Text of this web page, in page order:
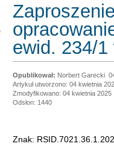
ewid. 234/1
Norbert Garecki
Artykuł utworzono: 04 kwietnia
Zmodyfikowano: 04 kwietnia 2025
Odsłon: 1440
Znak: